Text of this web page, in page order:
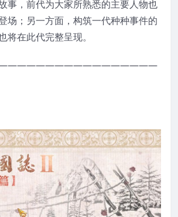
事，前代为大家所熟悉的主要人物也
场；另一方面，构筑一代种种事件的
将在此代完整呈现。